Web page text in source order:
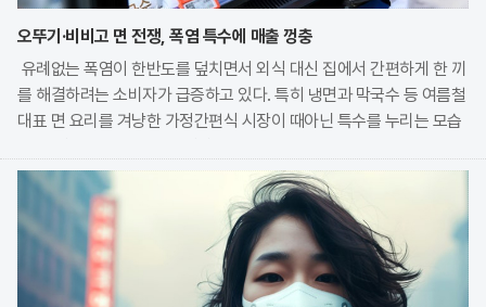
오뚜기·비비고 면 전쟁, 폭염 특수에 매출 껑충
유례없는 폭염이 한반도를 덮치면서 외식 대신 집에서 간편하게 한 끼
를 해결하려는 소비자가 급증하고 있다. 특히 냉면과 막국수 등 여름철
대표 면 요리를 겨냥한 가정간편식 시장이 때아닌 특수를 누리는 모습
앞세워 시장 점유율 확대에 박차를 가하고